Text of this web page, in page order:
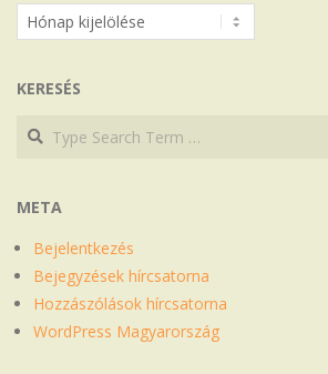
Archívum
KERESÉS
Search
Search
META
Bejelentkezés
Bejegyzések hírcsatorna
Hozzászólások hírcsatorna
WordPress Magyarország